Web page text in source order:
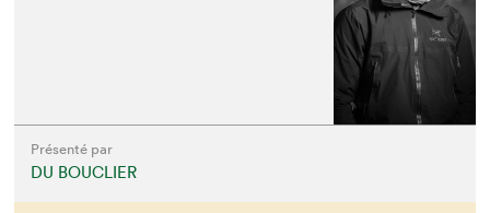
Présenté par
DU BOUCLIER